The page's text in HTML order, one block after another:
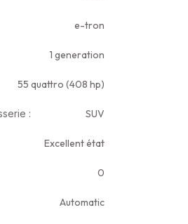
e-tron
1 generation
55 quattro (408 hp)
: SUV
Excellent état
0
Automatic